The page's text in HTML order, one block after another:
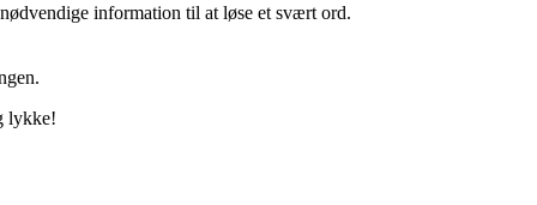
information til at løse et svært ord.
lykke!